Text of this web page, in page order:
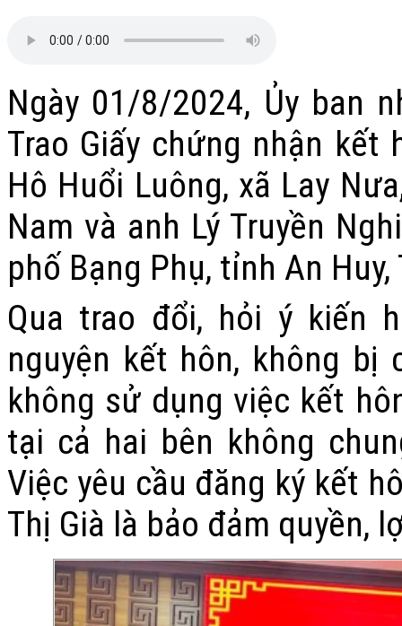
Ngày 01/8/2024, Ủy ban
Trao Giấy chứng nhận
Hô Huổi Luông, xã Lay
Nam và anh Lý Truyền
phố Bạng Phụ, tỉnh An
Qua trao đổi, hỏi ý kiến
nguyện kết hôn, không
không sử dụng việc kết
tại cả hai bên không
Việc yêu cầu đăng ký kết
Thị Già là bảo đảm quyền,